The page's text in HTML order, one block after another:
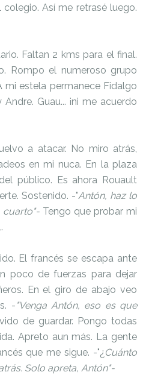
Así me retrasé luego.
Faltan 2 kms para el final.
Rompo el numeroso grupo
mi estela permanece Fidalgo
Guau... ¡ni me acuerdo
a atacar. No miro atrás,
en mi nuca. En la plaza
público. Es ahora Rouault
Sostenido. -"Antón, haz lo
cuarto"- Tengo que probar mi
El francés se escapa ante
poco de fuerzas para dejar
En el giro de abajo veo
- "Venga Antón, eso es que
de guardar. Pongo todas
Apreto aun más. La gente
que me sigue. -"¿ Cuánto
Solo apreta, Antón"-